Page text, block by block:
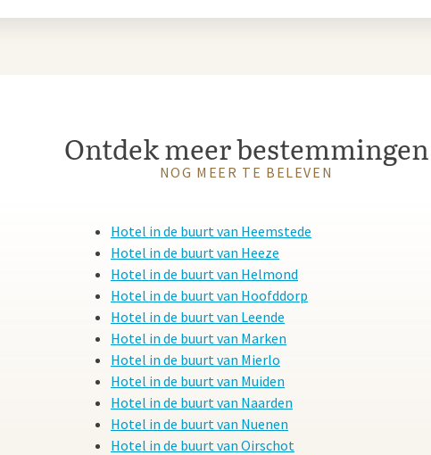
Ontdek meer bestemmingen
NOG MEER TE BELEVEN
Hotel in de buurt van Heemstede
Hotel in de buurt van Heeze
Hotel in de buurt van Helmond
Hotel in de buurt van Hoofddorp
Hotel in de buurt van Leende
Hotel in de buurt van Marken
Hotel in de buurt van Mierlo
Hotel in de buurt van Muiden
Hotel in de buurt van Naarden
Hotel in de buurt van Nuenen
Hotel in de buurt van Oirschot